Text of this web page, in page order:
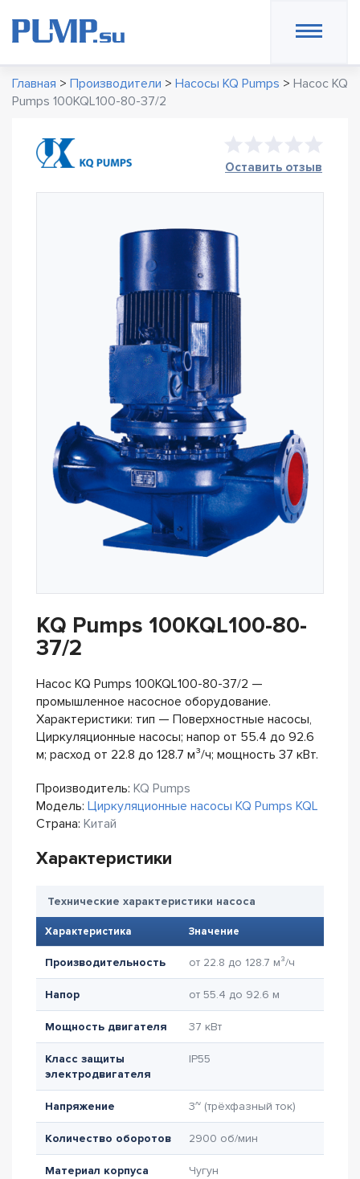
Главная > Производители > Насосы KQ Pumps > Насос KQ
Pumps 100KQL100-80-37/2
Оставить отзыв
KQ Pumps 100KQL100-80-
37/2
Насос KQ Pumps 100KQL100-80-37/2 —
промышленное насосное оборудование.
Характеристики: тип — Поверхностные насосы,
Циркуляционные насосы; напор от 55.4 до 92.6
м; расход от 22.8 до 128.7 м³/ч; мощность 37 кВт.
Производитель: KQ Pumps
Модель: Циркуляционные насосы KQ Pumps KQL
Страна: Китай
Характеристики
Технические характеристики насоса
Характеристика Значение
Производительность от 22.8 до 128.7 м³/ч
Напор от 55.4 до 92.6 м
Мощность двигателя 37 кВт
Класс защиты
электродвигателя
IP55
Напряжение 3~ (трёхфазный ток)
Количество оборотов 2900 об/мин
Материал корпуса Чугун